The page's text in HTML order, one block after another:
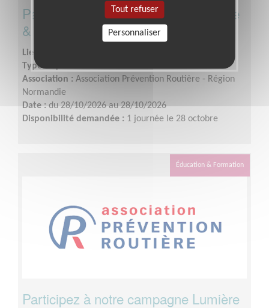
Participez à notre campagne Lumière
& Vision à Val de Reuil!
Lieu :
Type :
Association : Association Prévention Routière - Région
Normandie
Date : du 28/10/2026 au 28/10/2026
Disponibilité demandée : 1 journée le 28 octobre
Éducation & Formation
Participez à notre campagne Lumière
Tout refuser
Personnaliser